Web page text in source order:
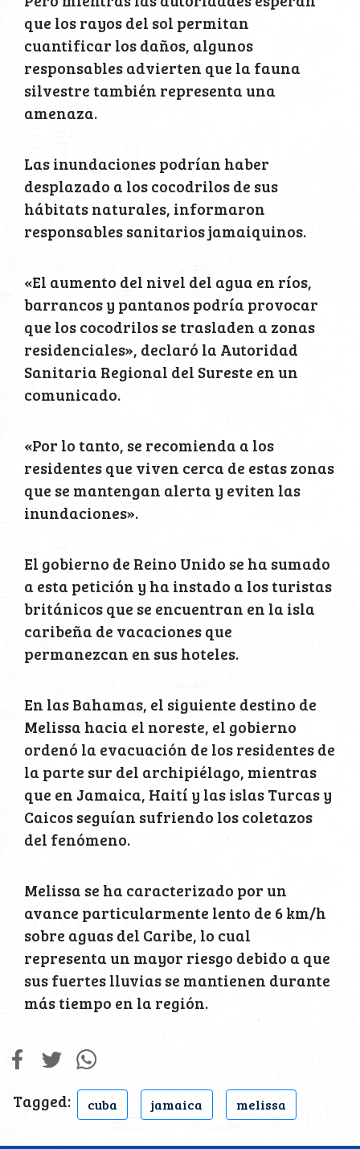
que los rayos del sol permitan
cuantificar los daños, algunos
responsables advierten que la fauna
silvestre también representa una
amenaza.
Las inundaciones podrían haber
desplazado a los cocodrilos de sus
hábitats naturales, informaron
responsables sanitarios jamaiquinos.
«El aumento del nivel del agua en ríos,
barrancos y pantanos podría provocar
que los cocodrilos se trasladen a zonas
residenciales», declaró la Autoridad
Sanitaria Regional del Sureste en un
comunicado.
«Por lo tanto, se recomienda a los
residentes que viven cerca de estas zonas
que se mantengan alerta y eviten las
inundaciones».
El gobierno de Reino Unido se ha sumado
a esta petición y ha instado a los turistas
británicos que se encuentran en la isla
caribeña de vacaciones que
permanezcan en sus hoteles.
En las Bahamas, el siguiente destino de
Melissa hacia el noreste, el gobierno
ordenó la evacuación de los residentes de
la parte sur del archipiélago, mientras
que en Jamaica, Haití y las islas Turcas y
Caicos seguían sufriendo los coletazos
del fenómeno.
Melissa se ha caracterizado por un
avance particularmente lento de 6 km/h
sobre aguas del Caribe, lo cual
representa un mayor riesgo debido a que
sus fuertes lluvias se mantienen durante
más tiempo en la región.
Tagged: cuba jamaica melissa